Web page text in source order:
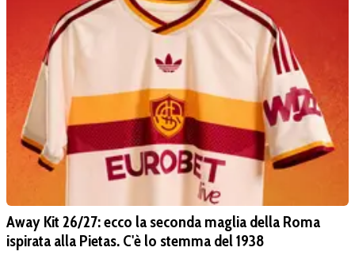
Away Kit 26/27: ecco la seconda maglia della Roma
ispirata alla Pietas. C'è lo stemma del 1938